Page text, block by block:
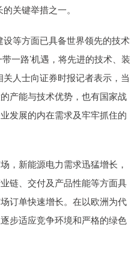
关键举措之一。
等方面已具备世界领先的技术
一路’机遇，将先进的技术、装
人士向证券时报记者表示，当
产能与技术优势，也有国家战
发展的内在需求及牢牢抓住的
，新能源电力需求迅猛增长，
链、交付及产品性能等方面具
订单快速增长。在以欧洲为代
步适应竞争环境和严格的绿色